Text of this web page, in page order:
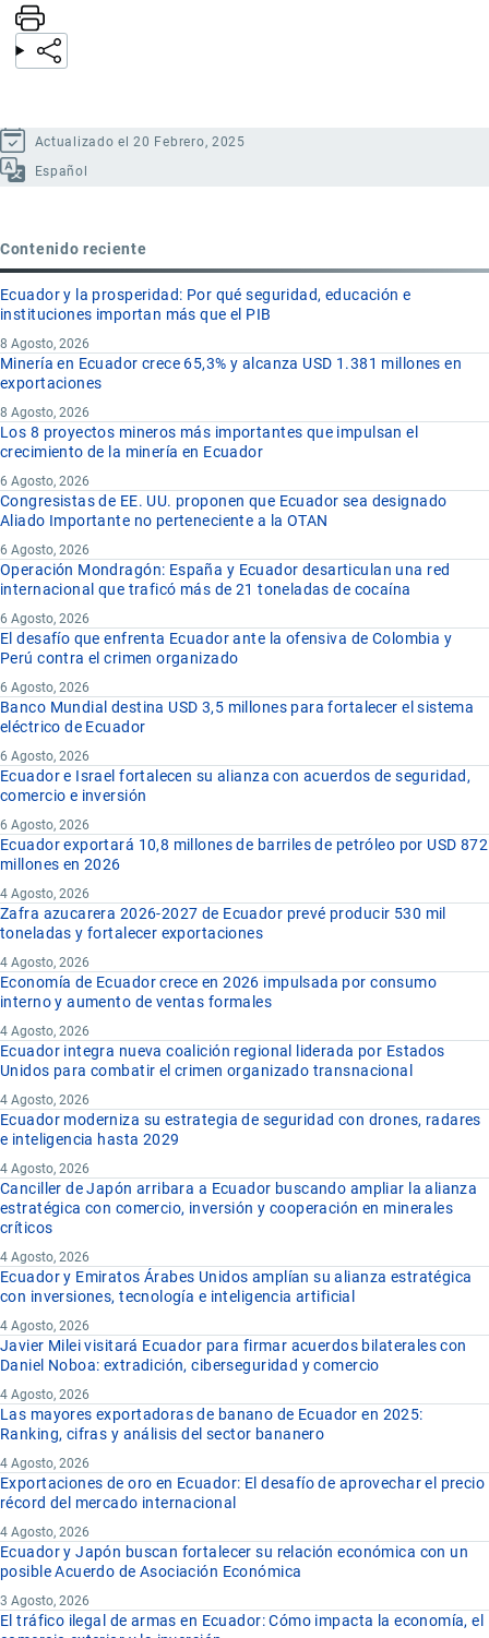
Actualizado el 20 Febrero, 2025
Español
Contenido reciente
Ecuador y la prosperidad: Por qué seguridad, educación e
instituciones importan más que el PIB
8 Agosto, 2026
Minería en Ecuador crece 65,3% y alcanza USD 1.381 millones en
exportaciones
8 Agosto, 2026
Los 8 proyectos mineros más importantes que impulsan el
crecimiento de la minería en Ecuador
6 Agosto, 2026
Congresistas de EE. UU. proponen que Ecuador sea designado
Aliado Importante no perteneciente a la OTAN
6 Agosto, 2026
Operación Mondragón: España y Ecuador desarticulan una red
internacional que traficó más de 21 toneladas de cocaína
6 Agosto, 2026
El desafío que enfrenta Ecuador ante la ofensiva de Colombia y
Perú contra el crimen organizado
6 Agosto, 2026
Banco Mundial destina USD 3,5 millones para fortalecer el sistema
eléctrico de Ecuador
6 Agosto, 2026
Ecuador e Israel fortalecen su alianza con acuerdos de seguridad,
comercio e inversión
6 Agosto, 2026
Ecuador exportará 10,8 millones de barriles de petróleo por USD 872
millones en 2026
4 Agosto, 2026
Zafra azucarera 2026-2027 de Ecuador prevé producir 530 mil
toneladas y fortalecer exportaciones
4 Agosto, 2026
Economía de Ecuador crece en 2026 impulsada por consumo
interno y aumento de ventas formales
4 Agosto, 2026
Ecuador integra nueva coalición regional liderada por Estados
Unidos para combatir el crimen organizado transnacional
4 Agosto, 2026
Ecuador moderniza su estrategia de seguridad con drones, radares
e inteligencia hasta 2029
4 Agosto, 2026
Canciller de Japón arribara a Ecuador buscando ampliar la alianza
estratégica con comercio, inversión y cooperación en minerales
críticos
4 Agosto, 2026
Ecuador y Emiratos Árabes Unidos amplían su alianza estratégica
con inversiones, tecnología e inteligencia artificial
4 Agosto, 2026
Javier Milei visitará Ecuador para firmar acuerdos bilaterales con
Daniel Noboa: extradición, ciberseguridad y comercio
4 Agosto, 2026
Las mayores exportadoras de banano de Ecuador en 2025:
Ranking, cifras y análisis del sector bananero
4 Agosto, 2026
Exportaciones de oro en Ecuador: El desafío de aprovechar el precio
récord del mercado internacional
4 Agosto, 2026
Ecuador y Japón buscan fortalecer su relación económica con un
posible Acuerdo de Asociación Económica
3 Agosto, 2026
El tráfico ilegal de armas en Ecuador: Cómo impacta la economía, el